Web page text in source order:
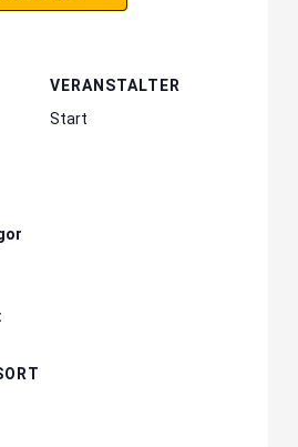
VERANSTALTER
Start